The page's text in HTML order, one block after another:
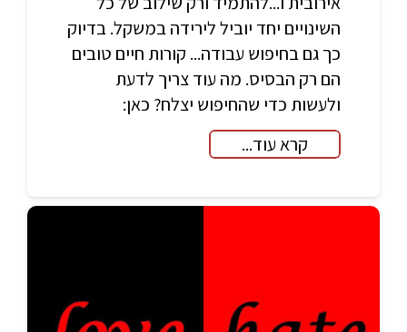
השינויים יחד יוביל לירידה במשקל. בדיוק
כך גם בחיפוש עבודה... קורות חיים טובים
הם רק הבסיס. מה עוד צריך לדעת
ולעשות כדי שהחיפוש יצלח? כאן:
קרא עוד...